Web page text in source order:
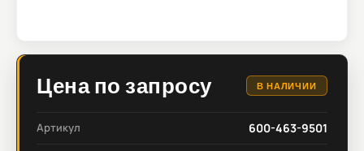
Цена по запросу В НАЛИЧИИ
Артикул 600-463-9501